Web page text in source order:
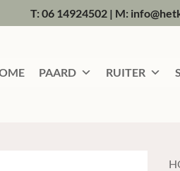
T: 06 14924502| M:
PAARD RUITER